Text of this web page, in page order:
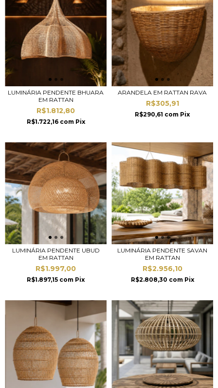
LUMINÁRIA PENDENTE BHUARA
EM RATTAN
R$1.812,80
R$1.722,16 com Pix
ARANDELA EM RATTAN RAVA
R$305,91
R$290,61 com Pix
LUMINÁRIA PENDENTE UBUD
EM RATTAN
R$1.997,00
R$1.897,15 com Pix
LUMINÁRIA PENDENTE SAVAN
EM RATTAN
R$2.956,10
R$2.808,30 com Pix